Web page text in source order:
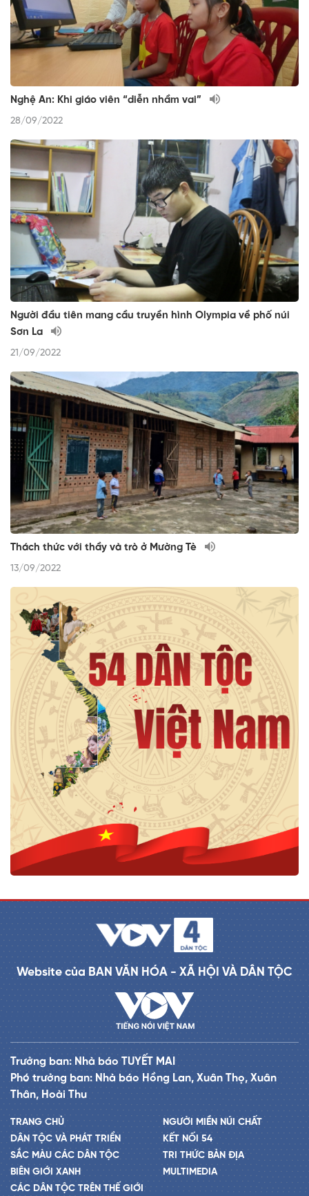
Nghệ An: Khi giáo viên “diễn nhầm vai”
28/09/2022
Người đầu tiên mang cầu truyền hình Olympia về phố núi
Sơn La
21/09/2022
Thách thức với thầy và trò ở Mường Tè
13/09/2022
Website của BAN VĂN HÓA - XÃ HỘI VÀ DÂN TỘC
Trưởng ban: Nhà báo TUYẾT MAI
Phó trưởng ban: Nhà báo Hồng Lan, Xuân Thọ, Xuân
Thân, Hoài Thu
TRANG CHỦ
DÂN TỘC VÀ PHÁT TRIỂN
SẮC MÀU CÁC DÂN TỘC
BIÊN GIỚI XANH
CÁC DÂN TỘC TRÊN THẾ GIỚI
NGƯỜI MIỀN NÚI CHẤT
KẾT NỐI 54
TRI THỨC BẢN ĐỊA
MULTIMEDIA